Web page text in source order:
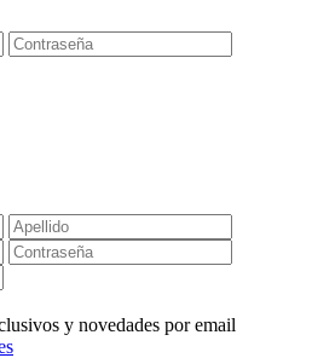
y novedades por email